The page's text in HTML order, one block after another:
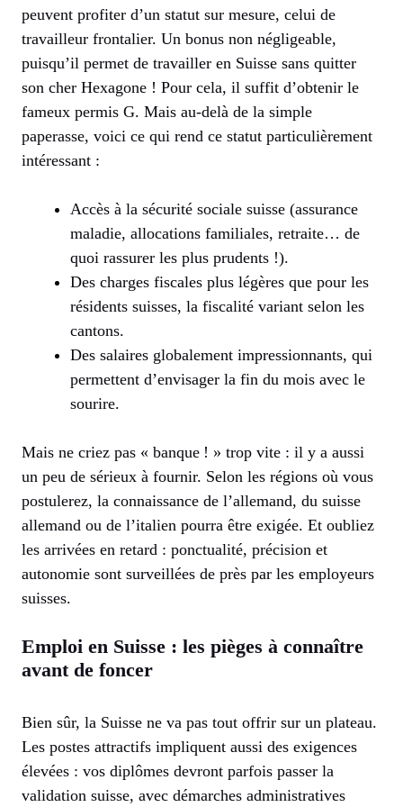
peuvent profiter d’un statut sur mesure, celui de
travailleur frontalier. Un bonus non négligeable,
puisqu’il permet de travailler en Suisse sans quitter
son cher Hexagone ! Pour cela, il suffit d’obtenir le
fameux permis G. Mais au-delà de la simple
paperasse, voici ce qui rend ce statut particulièrement
intéressant :
Accès à la sécurité sociale suisse (assurance
maladie, allocations familiales, retraite… de
quoi rassurer les plus prudents !).
Des charges fiscales plus légères que pour les
résidents suisses, la fiscalité variant selon les
cantons.
Des salaires globalement impressionnants, qui
permettent d’envisager la fin du mois avec le
sourire.
Mais ne criez pas « banque ! » trop vite : il y a aussi
un peu de sérieux à fournir. Selon les régions où vous
postulerez, la connaissance de l’allemand, du suisse
allemand ou de l’italien pourra être exigée. Et oubliez
les arrivées en retard : ponctualité, précision et
autonomie sont surveillées de près par les employeurs
suisses.
Emploi en Suisse : les pièges à connaître
avant de foncer
Bien sûr, la Suisse ne va pas tout offrir sur un plateau.
Les postes attractifs impliquent aussi des exigences
élevées : vos diplômes devront parfois passer la
validation suisse, avec démarches administratives